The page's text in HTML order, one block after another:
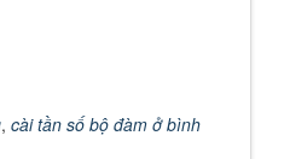
,cài tần số bộ đàm ở bình